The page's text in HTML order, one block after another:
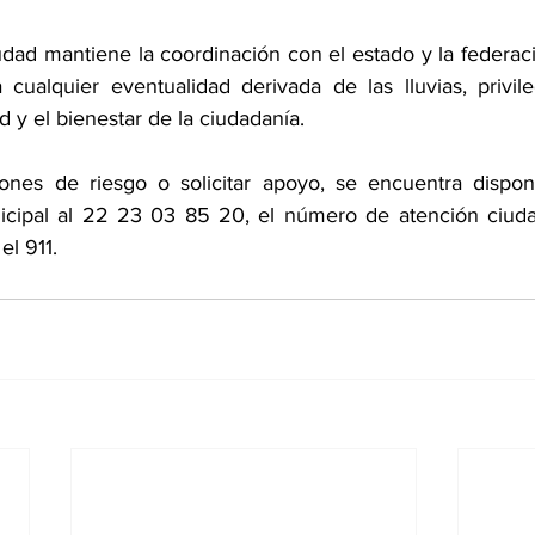
mantiene la coordinación con el estado y la
cualquier eventualidad derivada de las lluvias,
y el bienestar de la ciudadanía.
de riesgo o solicitar apoyo, se encuentra
al 22 23 03 85 20, el número de atención
911.